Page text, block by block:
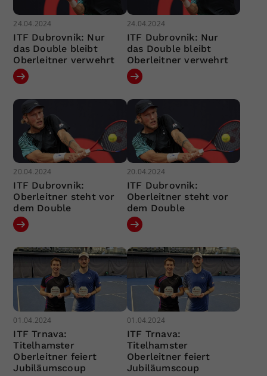
24.04.2024
ITF Dubrovnik: Nur
das Double bleibt
Oberleitner verwehrt
24.04.2024
ITF Dubrovnik: Nur
das Double bleibt
Oberleitner verwehrt
20.04.2024
ITF Dubrovnik:
Oberleitner steht vor
dem Double
20.04.2024
ITF Dubrovnik:
Oberleitner steht vor
dem Double
01.04.2024
ITF Trnava:
Titelhamster
Oberleitner feiert
Jubiläumscoup
01.04.2024
ITF Trnava:
Titelhamster
Oberleitner feiert
Jubiläumscoup